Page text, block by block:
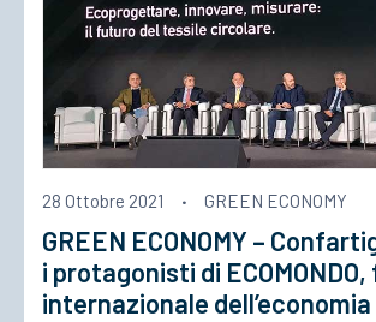
28 Ottobre 2021 · GREEN ECONOMY
GREEN ECONOMY –
i protagonisti di
internazionale